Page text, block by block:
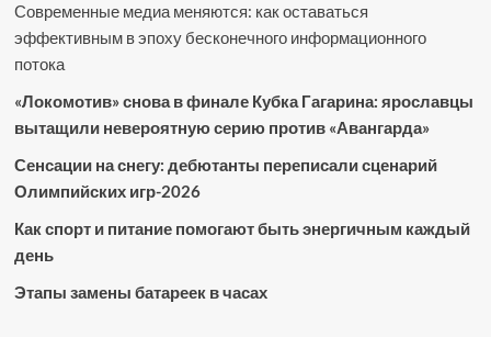
Современные медиа меняются: как оставаться
эффективным в эпоху бесконечного информационного
потока
«Локомотив» снова в финале Кубка Гагарина: ярославцы
вытащили невероятную серию против «Авангарда»
Сенсации на снегу: дебютанты переписали сценарий
Олимпийских игр-2026
Как спорт и питание помогают быть энергичным каждый
день
Этапы замены батареек в часах